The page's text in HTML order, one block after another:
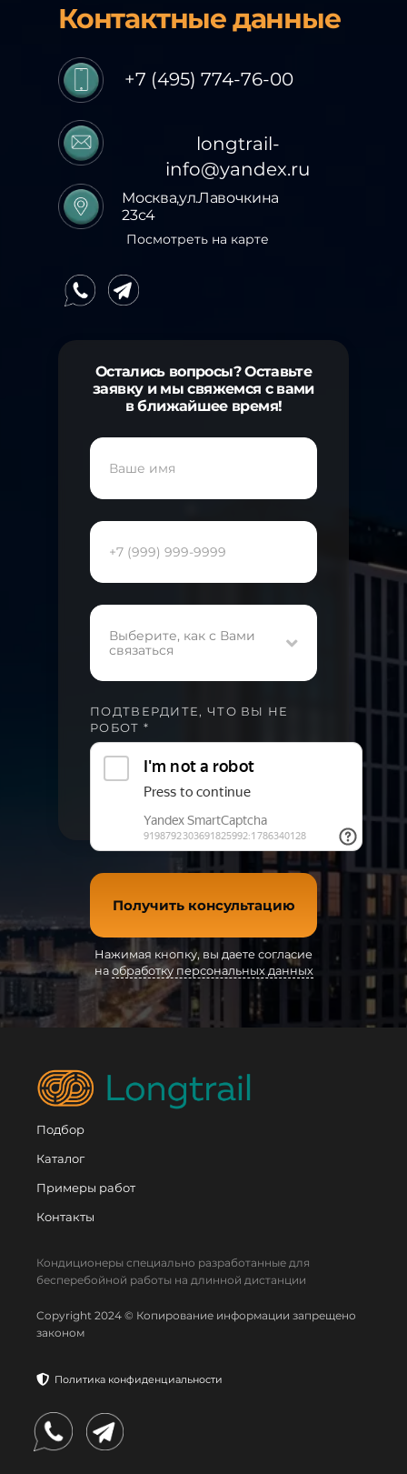
Москва,ул.Лавочкина
23с4
Контактные данные
Остались вопросы? Оставьте
заявку и мы свяжемся с вами
в ближайшее время!
Выберите, как с Вами
связаться
ПОДТВЕРДИТЕ, ЧТО ВЫ НЕ
РОБОТ *
Получить консультацию
Нажимая кнопку, вы даете согласие
на обработку персональных данных
Посмотреть на карте
+7 (495) 774-76-00
longtrail-
info@yandex.ru
Подбор
Каталог
Примеры работ
Контакты
Кондиционеры специально разработанные для
бесперебойной работы на длинной дистанции
Copyright 2024 © Копирование информации запрещено
законом
Политика конфиденциальности